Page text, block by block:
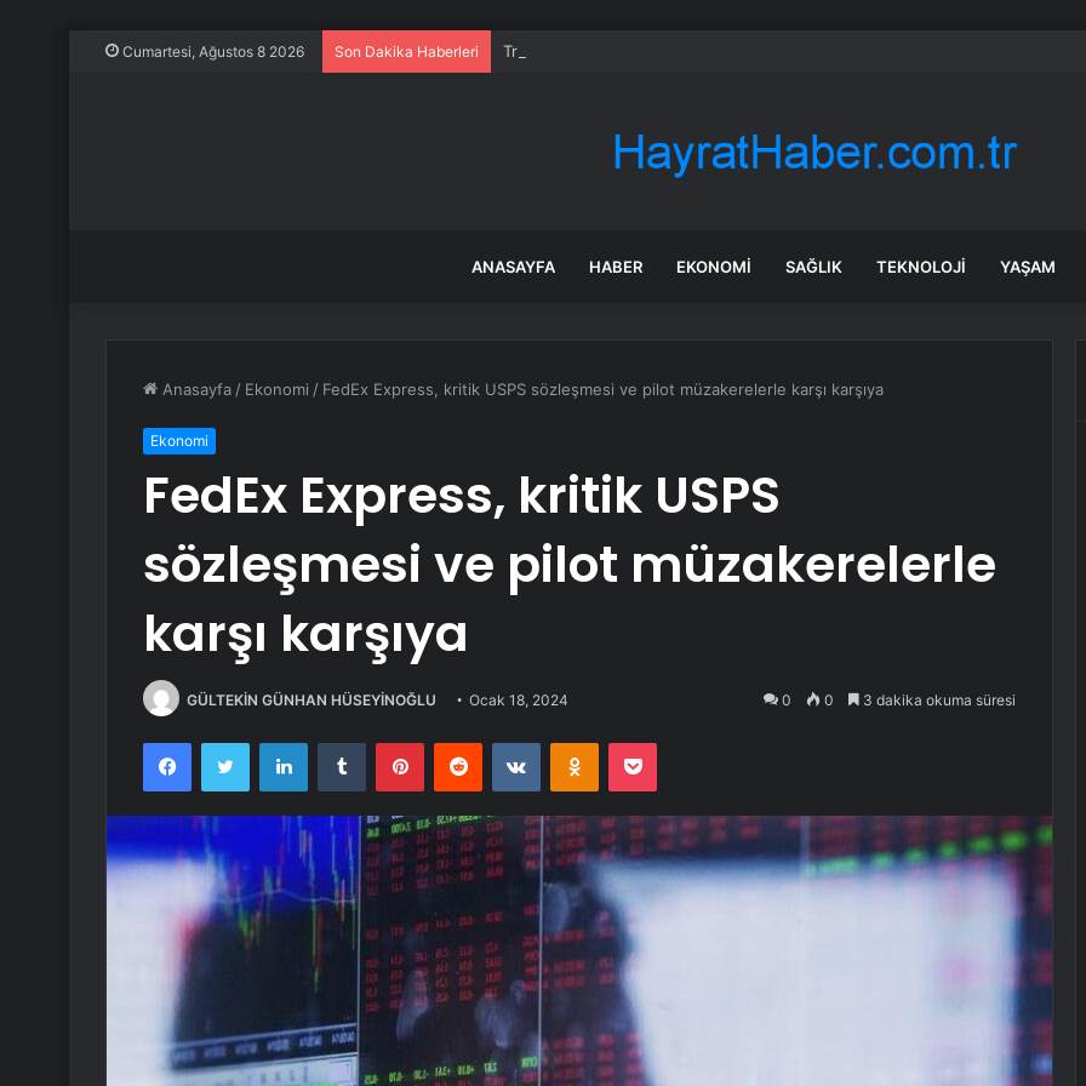
Cumartesi, Ağustos 8 2026 Son Dakika Haberleri Trump: Şi ve Putin İran’a silah satmayacaklarını söyledi
ANASAYFA HABER EKONOMI SAĞLIK TEKNOLOJI YAŞAM
Anasayfa / Ekonomi / FedEx Express, kritik USPS sözleşmesi ve pilot müzakerelerle karşı karşıya
Ekonomi
FedEx Express, kritik USPS
sözleşmesi ve pilot müzakerelerle
karşı karşıya
GÜLTEKİN GÜNHAN HÜSEYİNOĞLU Ocak 18, 2024 0 0 3 dakika okuma süresi
FacebookTwitter LinkedInTumblr PinterestReddit VKontakteOdnoklassniki
Pocket